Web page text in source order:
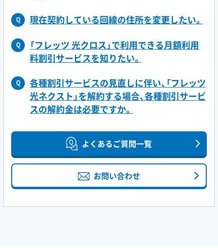
Q 現在契約している回線の住所を変更したい。
Q
「フレッツ 光クロス」で利用できる月額利用
料割引サービスを知りたい。
Q
各種割引サービスの見直しに伴い、「フレッツ
光ネクスト」を解約する場合、各種割引サービ
スの解約金は必要ですか。
よくあるご質問一覧
お問い合わせ